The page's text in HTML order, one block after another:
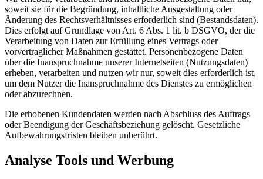
soweit sie für die Begründung, inhaltliche Ausgestaltung oder
Änderung des Rechtsverhältnisses erforderlich sind (Bestandsdaten).
Dies erfolgt auf Grundlage von Art. 6 Abs. 1 lit. b DSGVO, der die
Verarbeitung von Daten zur Erfüllung eines Vertrags oder
vorvertraglicher Maßnahmen gestattet. Personenbezogene Daten
über die Inanspruchnahme unserer Internetseiten (Nutzungsdaten)
erheben, verarbeiten und nutzen wir nur, soweit dies erforderlich ist,
um dem Nutzer die Inanspruchnahme des Dienstes zu ermöglichen
oder abzurechnen.
Die erhobenen Kundendaten werden nach Abschluss des Auftrags
oder Beendigung der Geschäftsbeziehung gelöscht. Gesetzliche
Aufbewahrungsfristen bleiben unberührt.
Analyse Tools und Werbung